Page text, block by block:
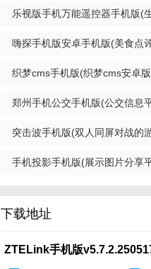
3. 通知中心：显示所有与设备相
1. 打开ZTELink应用并登录账户。
2. 在“设备”页面中添加并连接你
3. 进入“应用中心”下载和安装所
4. 通过“通知中心”查看和响应设
【ZTELink手机版测评】
ZTELink手机版作为一款针对
良好。应用提供的远程控制、实
v2.14.4 免费版
乐视版手机万能遥控器手机版(
最新版
嗨探手机版安卓手机版(美食点
费版织梦cms手机版(织梦cms安卓
郑州手机公交手机版(公交信息
突击波手机版(双人同屏对战的
手机投影手机版(展示图片分享
下载地址
ZTELink手机版